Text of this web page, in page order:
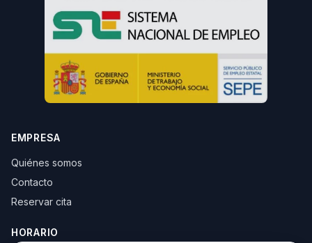
EMPRESA
Quiénes somos
Contacto
Reservar cita
HORARIO